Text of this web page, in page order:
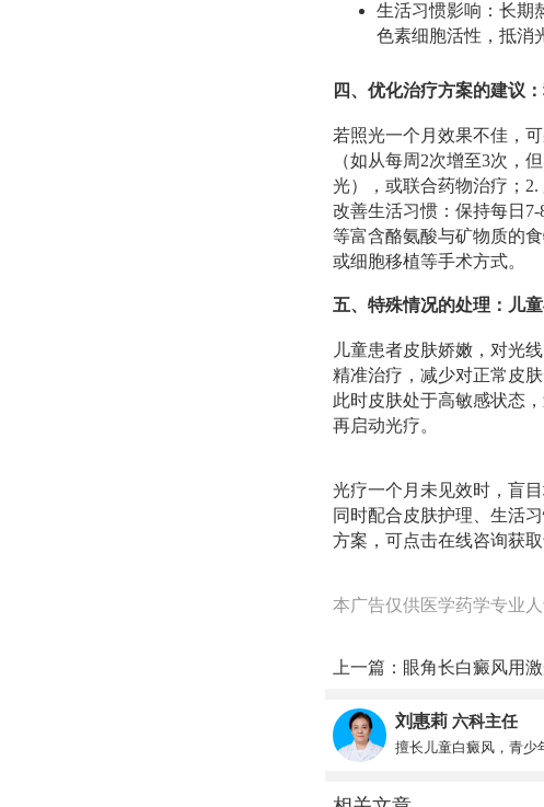
生活习惯影响：长期
色素细胞活性，抵消
四、优化治疗方案的建议
若照光一个月效果不佳，
（如从每周2次增至3次，
光），或联合药物治疗；
改善生活习惯：保持每日
等富含酪氨酸与矿物质的
或细胞移植等手术方式。
五、特殊情况的处理：儿
儿童患者皮肤娇嫩，对光
精准治疗，减少对正常皮
此时皮肤处于高敏感状态
再启动光疗。
光疗一个月未见效时，盲
同时配合皮肤护理、生活
方案，可点击在线咨询获取
本广告仅供医学药学专业
上一篇： 眼角长白癜风用
刘惠莉 六科主任
擅长儿童白癜风，青少